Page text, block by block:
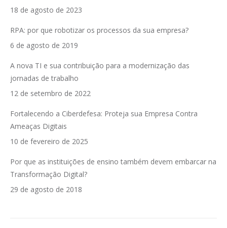
18 de agosto de 2023
RPA: por que robotizar os processos da sua empresa?
6 de agosto de 2019
A nova TI e sua contribuição para a modernização das
jornadas de trabalho
12 de setembro de 2022
Fortalecendo a Ciberdefesa: Proteja sua Empresa Contra
Ameaças Digitais
10 de fevereiro de 2025
Por que as instituições de ensino também devem embarcar na
Transformação Digital?
29 de agosto de 2018